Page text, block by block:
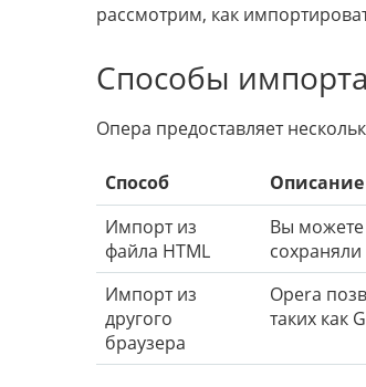
рассмотрим, как
Способы
Опера предоставляет
Способ
Описание
Импорт из
файла HTML
Вы можете
Импорт из
другого
браузера
Opera
таких как